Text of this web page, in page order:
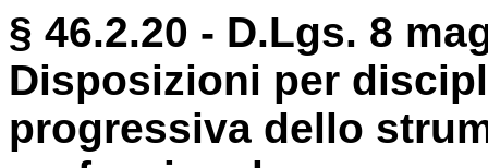
§ 46.2.20 - D.Lgs. 8
Disposizioni per
progressiva dello